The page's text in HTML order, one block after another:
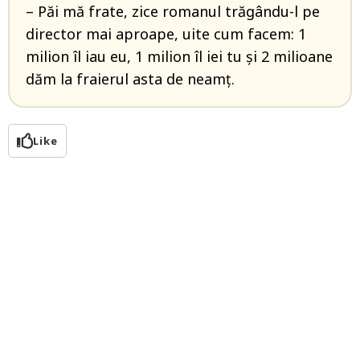
– Păi mă frate, zice romanul trăgându-l pe
director mai aproape, uite cum facem: 1
milion îl iau eu, 1 milion îl iei tu şi 2 milioane
dăm la fraierul asta de neamţ.
Like